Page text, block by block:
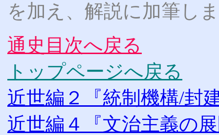
を加え、解説に加筆し
通史目次へ戻る
トップページへ戻る
近世編２『統制機構/封
近世編４『文治主義の